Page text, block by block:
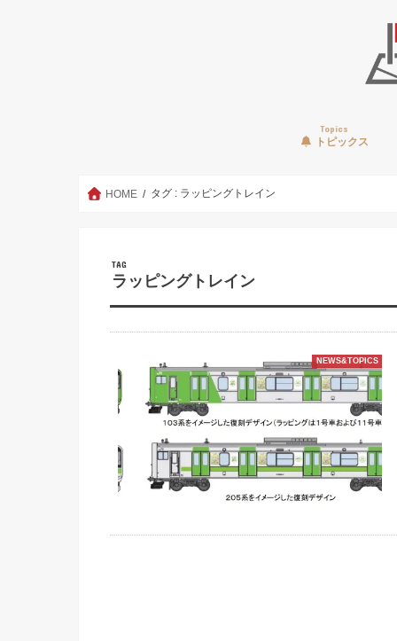
Topics
トピックス
HOME タグ : ラッピングトレイン
TAG
ラッピングトレイン
NEWS&TOPICS